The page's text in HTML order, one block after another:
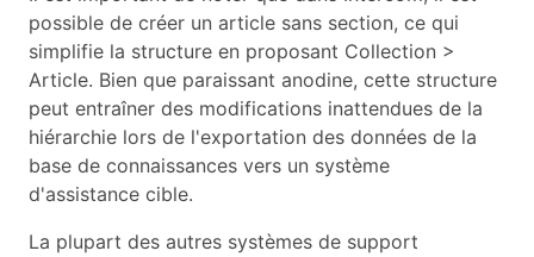
possible de créer un article sans section, ce qui
simplifie la structure en proposant Collection >
Article. Bien que paraissant anodine, cette structure
peut entraîner des modifications inattendues de la
hiérarchie lors de l'exportation des données de la
base de connaissances vers un système
d'assistance cible.
La plupart des autres systèmes de support